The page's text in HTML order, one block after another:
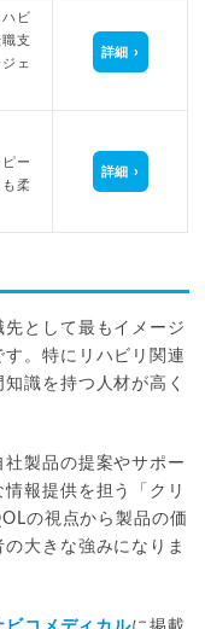
ビ
支
ェ
詳細
ー
柔
詳細
として最もイメージ
。特にリハビリ関連
識を持つ人材が高く
製品の提案やサポー
報提供を担う「クリ
の視点から製品の価
大きな強みになりま